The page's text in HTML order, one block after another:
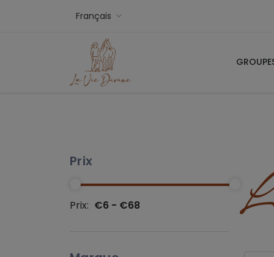
Français
Prix
Prix: €6 - €68